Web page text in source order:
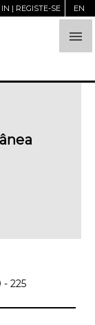

IN | REGISTE-SE EN
- 225